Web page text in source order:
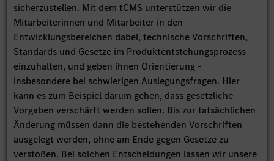
sicherzustellen. Mit dem tCMS unterstützen wir die
Mitarbeiterinnen und Mitarbeiter in den
Entwicklungsbereichen dabei, technische Vorschriften,
Standards und Gesetze im Produktentstehungsprozess
einzuhalten, und geben ihnen Orientierung -
insbesondere bei schwierigen Auslegungsfragen. Hier
kann es zum Beispiel darum gehen, dass gesetzliche
Vorgaben verschärft werden sollen. Bis zur tatsächlichen
Änderung müssen dann die bestehenden Vorschriften
ausgelegt werden, ohne am Ende gegen Gesetze zu
verstoßen. Bei solchen Entscheidungen lassen wir unsere